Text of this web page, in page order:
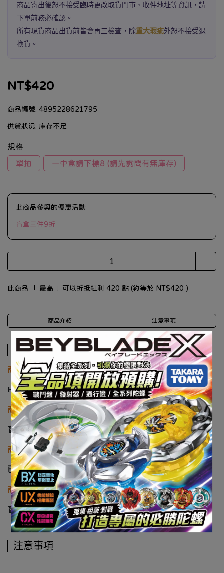
商品寄出後恕不接受臨時更改取貨門市、收件地址等資訊，請
下單前務必確認。
所有現貨商品出貨前皆會再三檢查，除重大瑕疵外恕不接受退
換貨。
NT$420
商品編號: 4895228621795
供貨狀況: 庫存不足
規格
單抽
一中盒請下標8 (請先詢問有無庫存)
此商品參與的優惠活動
盲盒三件9折
此商品 「 最高 」可以折抵紅利 420 點 (約等於 NT$420 )
商品介紹 注意事項
商品介紹
商品廠牌
Hot Toys
商品名稱
盲盒 Hot Toys Cosbi 迪士尼 萬聖節系列 南瓜派對
商品類型
已塗裝靜態完成品
商品介紹
盲盒
注意事項